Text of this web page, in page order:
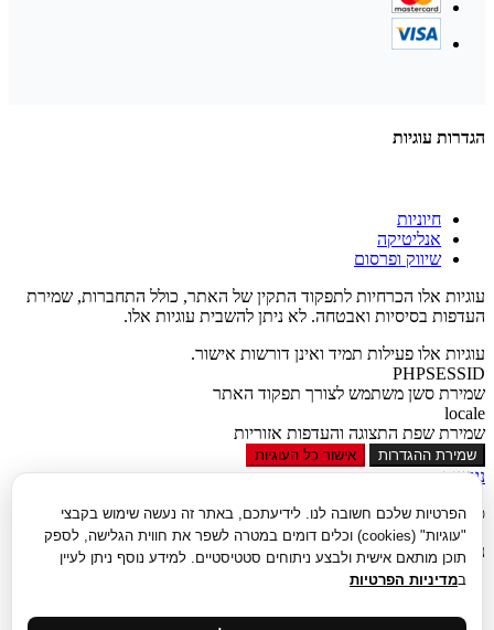
הפרטיות שלכם חשובה לנו. לידיעתכם, באתר זה נעשה שימוש בקבצי
"עוגיות" (cookies) וכלים דומים במטרה לשפר את חווית הגלישה, לספק
תוכן מותאם אישית ולבצע ניתוחים סטטיסטיים. למידע נוסף ניתן לעיין
במדיניות הפרטיות
הגדרות עוגיות
חיוניות
אנליטיקה
שיווק ופרסום
עוגיות אלו הכרחיות לתפקוד התקין של האתר, כולל התחברות, שמירת
העדפות בסיסיות ואבטחה. לא ניתן להשבית עוגיות אלו.
עוגיות אלו פעילות תמיד ואינן דורשות אישור.
PHPSESSID
שמירת סשן משתמש לצורך תפקוד האתר
locale
שמירת שפת התצוגה והעדפות אזוריות
שמירת ההגדרות אישור כל העוגיות
נגישות
סגור
נגישות
הגדל טקסט